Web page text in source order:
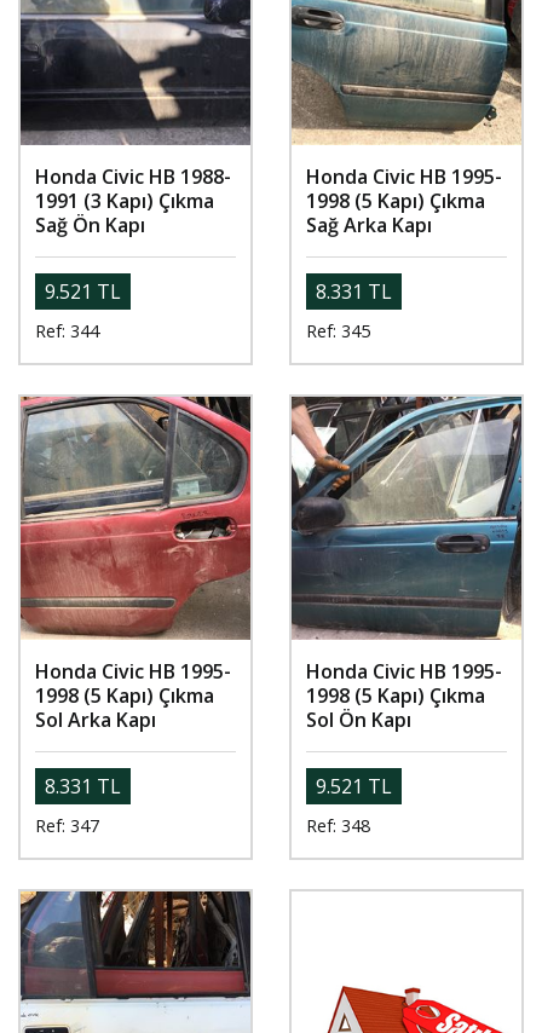
Honda Civic HB 1988-
1991 (3 Kapı) Çıkma
Sağ Ön Kapı
9.521 TL
Ref: 344
Honda Civic HB 1995-
1998 (5 Kapı) Çıkma
Sağ Arka Kapı
8.331 TL
Ref: 345
Honda Civic HB 1995-
1998 (5 Kapı) Çıkma
Sol Arka Kapı
8.331 TL
Ref: 347
Honda Civic HB 1995-
1998 (5 Kapı) Çıkma
Sol Ön Kapı
9.521 TL
Ref: 348